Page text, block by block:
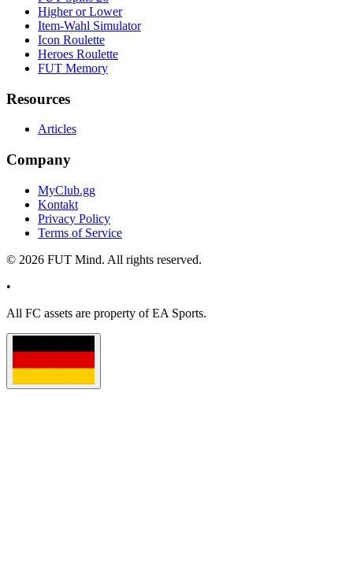
Higher or Lower
Item-Wahl Simulator
Icon Roulette
Heroes Roulette
FUT Memory
Resources
Articles
Company
MyClub.gg
Kontakt
Privacy Policy
Terms of Service
© 2026 FUT Mind. All rights reserved.
•
All FC assets are property of EA Sports.